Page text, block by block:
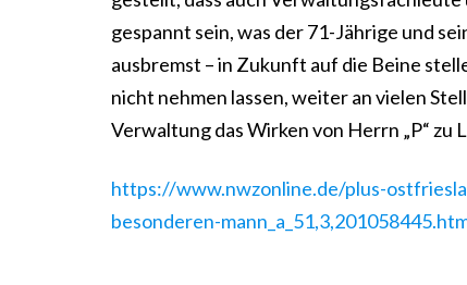
gespannt sein, was der 71-Jährige und
ausbremst – in Zukunft auf die Beine
nicht nehmen lassen, weiter an vielen
Verwaltung das Wirken von Herrn „P“
https://www.nwzonline.de/plus-
besonderen-